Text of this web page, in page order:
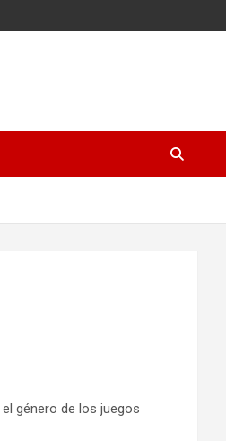
género de los juegos